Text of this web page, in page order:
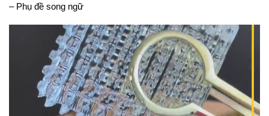
– Phụ đề song ngữ